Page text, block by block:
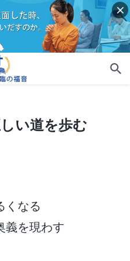
い道を歩む
くなる
義を現わす